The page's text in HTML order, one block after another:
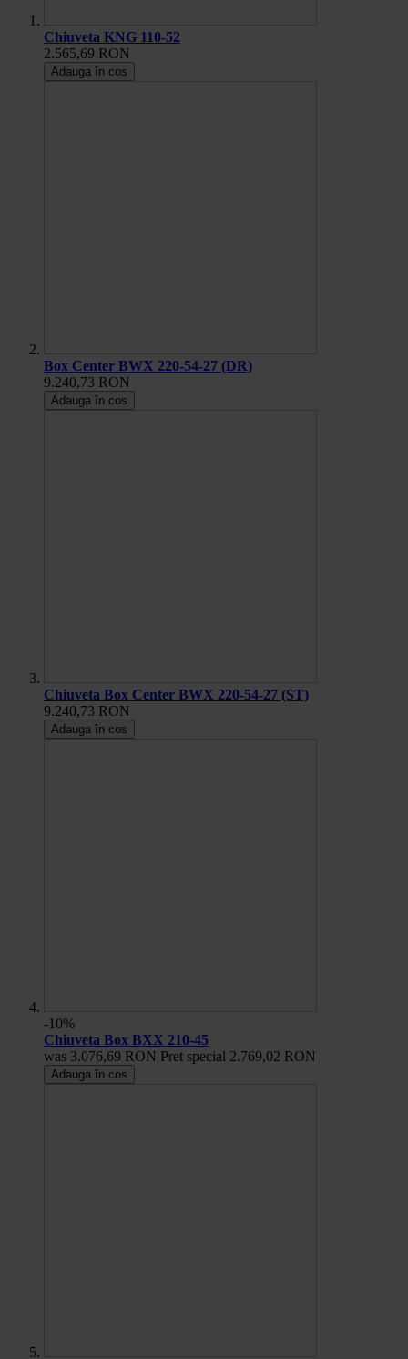
Chiuveta KNG 110-52
2.565,69 RON
Adauga în cos
Box Center BWX 220-54-27 (DR)
9.240,73 RON
Adauga în cos
Chiuveta Box Center BWX 220-54-27 (ST)
9.240,73 RON
Adauga în cos
-10%
Chiuveta Box BXX 210-45
was 3.076,69 RON Pret special 2.769,02 RON
Adauga în cos